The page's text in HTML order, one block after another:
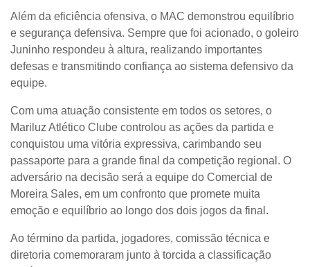
Além da eficiência ofensiva, o MAC demonstrou equilíbrio
e segurança defensiva. Sempre que foi acionado, o goleiro
Juninho respondeu à altura, realizando importantes
defesas e transmitindo confiança ao sistema defensivo da
equipe.
Com uma atuação consistente em todos os setores, o
Mariluz Atlético Clube controlou as ações da partida e
conquistou uma vitória expressiva, carimbando seu
passaporte para a grande final da competição regional. O
adversário na decisão será a equipe do Comercial de
Moreira Sales, em um confronto que promete muita
emoção e equilíbrio ao longo dos dois jogos da final.
Ao término da partida, jogadores, comissão técnica e
diretoria comemoraram junto à torcida a classificação